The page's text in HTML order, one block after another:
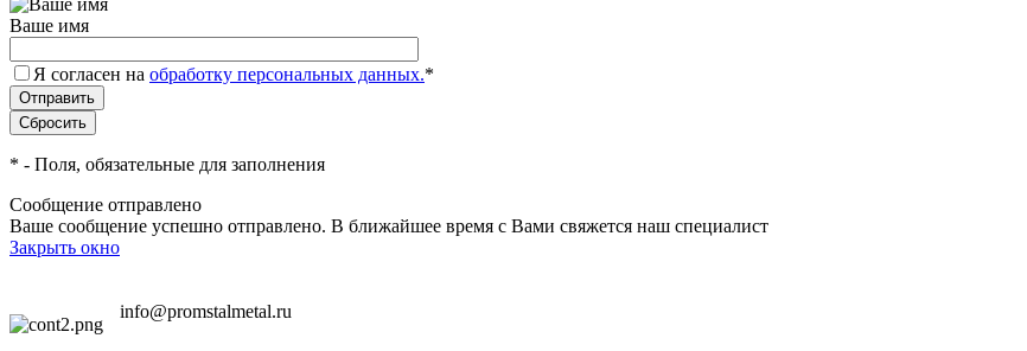
Ваше имя
Я согласен на обработку персональных данных.*
* - Поля, обязательные для заполнения
Сообщение отправлено
Ваше сообщение успешно отправлено. В ближайшее время с Вами свяжется наш специалист
Закрыть окно
info@promstalmetal.ru